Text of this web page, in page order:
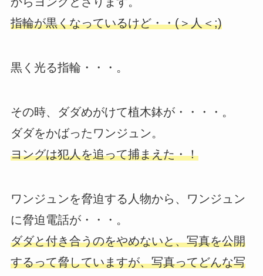
指輪が黒くなっているけど・・(＞人＜;)
黒く光る指輪・・・。
その時、ダダめがけて植木鉢が・・・・。
ダダをかばったワンジュン。
ヨングは犯人を追って捕まえた・！
ワンジュンを脅迫する人物から、ワンジュン
に脅迫電話が・・・。
ダダと付き合うのをやめないと、写真を公開
するって脅していますが、写真ってどんな写